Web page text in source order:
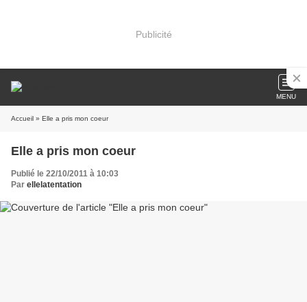
Publicité
MENU
Accueil » Elle a pris mon coeur
Elle a pris mon coeur
Publié le 22/10/2011 à 10:03
Par ellelatentation